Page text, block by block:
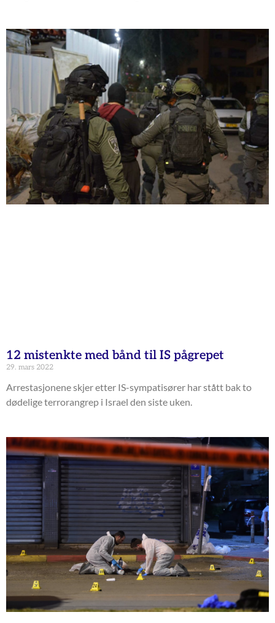
12 mistenkte med bånd til IS pågrepet
29. mars 2022
Arrestasjonene skjer etter IS-sympatisører har stått bak to
dødelige terrorangrep i Israel den siste uken.